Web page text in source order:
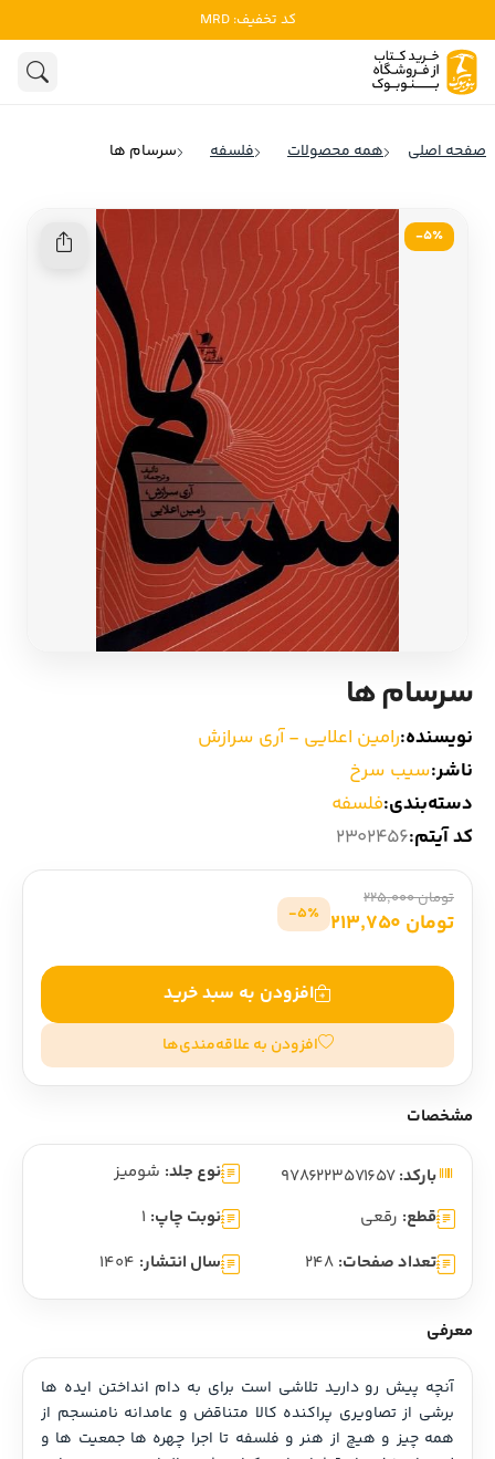
کد تخفیف: MRD
ادبیات
تاریخ و سیاست
کودک و نوجوان
علوم اجتماعی
ادیان و اساطیر
ادبیات انگلیس
ادبیات فرانسه
ادبیات ایتالیا
ادبیات روسیه
ادبیات آمریکای لاتین
ادبیات آلمان
ادبیات ترکیه
ادبیات آسیا
سایر کشورهای اروپا
داستان کوتاه
شعر و متون کهن
صفحه اصلی همه محصولات فلسفه سرسام‌ ها
5٪-
سرسام‌ ها
نویسنده:رامین اعلایی - آری سرازش
ناشر:سیب سرخ
دسته‌بندی:فلسفه
کد آیتم:2302456
تومان 225,000
تومان 213,750 5٪-
افزودن به سبد خرید
افزودن به علاقه‌مندی‌ها
مشخصات
بارکد:9786223571657 نوع جلد: شومیز
قطع: رقعی نوبت چاپ: 1
تعداد صفحات: 248 سال انتشار: 1404
معرفی